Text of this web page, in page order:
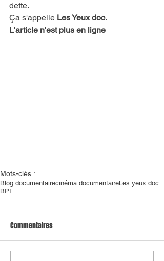
dette.
Ça s'appelle Les Yeux doc.
L'article n'est plus en ligne
Mots-clés :
Blog documentairecinéma documentaireLes yeux doc
BPI
Commentaires